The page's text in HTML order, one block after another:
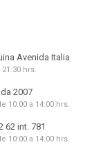
Avenida Italia
hrs.
2007
10:00 a 14:00 hrs.
62 int. 781
10:00 a 14:00 hrs.